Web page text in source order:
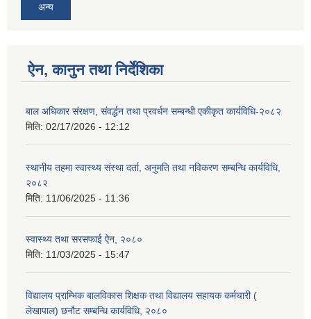
अन्य
ऐन, कानुन तथा निर्देशिका
बाल अधिकार संरक्षण, संवर्द्धन तथा प्रवर्धन सम्बन्धी एकीकृत कार्यविधि-२०८२
मिति: 02/17/2026 - 12:12
स्थानीय तहमा स्वास्थ्य संस्था दर्ता, अनुमति तथा नविकरण सम्बन्धि कार्यविधि,
२०८२
मिति: 11/06/2025 - 11:36
स्वास्थ्य तथा सरसफाई ऐन, २०८०
मिति: 11/03/2025 - 15:47
विद्यालय प्राम्भिक बालविकास शिक्षक तथा विद्यालय सहायक कर्मचारी (
लेखापाल) छनौट सम्बन्धि कार्यविधि, २०८०